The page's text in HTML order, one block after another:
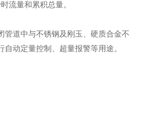
流量和累积总量。
管道中与不锈钢及刚玉、硬质合金不
动定量控制、超量报警等用途。